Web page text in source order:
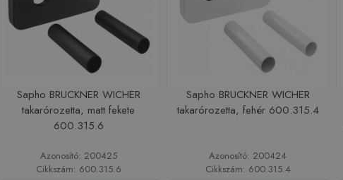
Sapho BRUCKNER WICHER
takarórozetta, matt fekete
600.315.6
Azonosító: 200425
Cikkszám: 600.315.6
Sapho BRUCKNER WICHER
takarórozetta, fehér 600.315.4
Azonosító: 200424
Cikkszám: 600.315.4